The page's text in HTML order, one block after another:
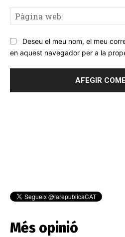
Deseu el meu nom, el meu
en aquest navegador per a la
Més opinió